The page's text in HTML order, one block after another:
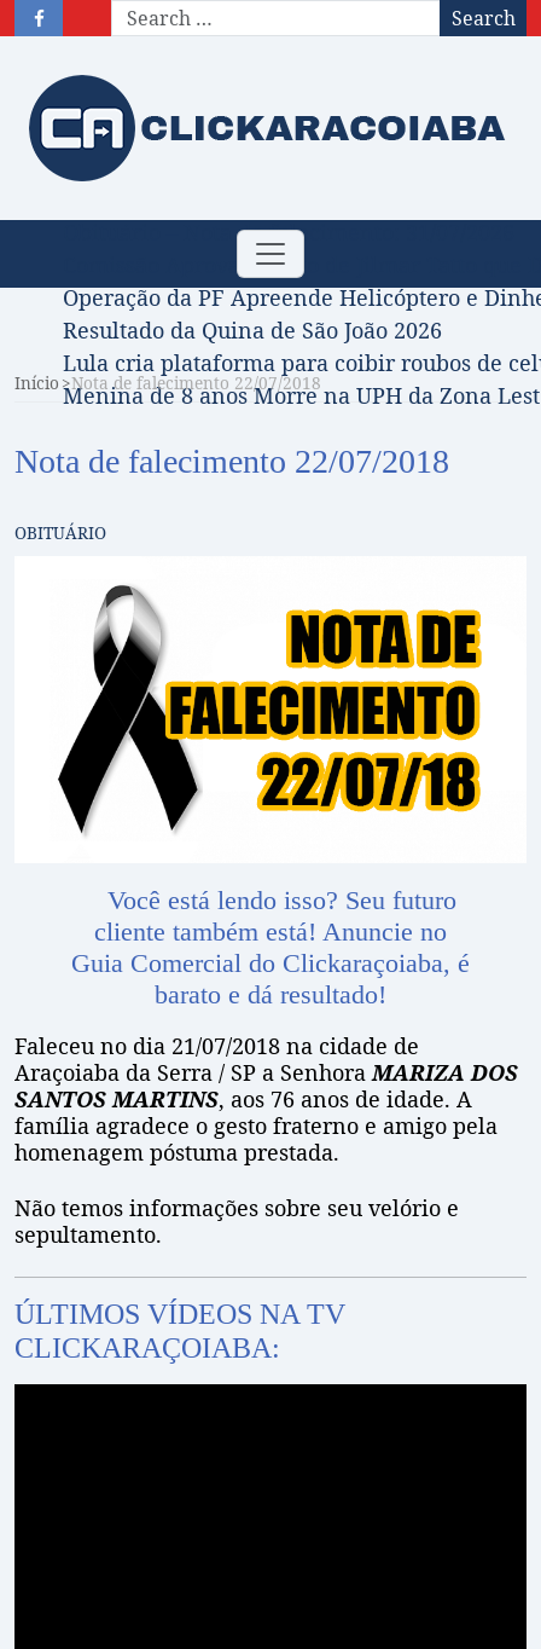
Search
Toggle
navigation
Obituário – Nota de falecimento: 31/07/2026
Comissão Aprova Projeto de Jilmar Tatto
Operação da PF Apreende Helicóptero e
Resultado da Quina de São João 2026
Lula cria plataforma para coibir roubos de
Menina de 8 anos Morre na UPH da Zona
Início Nota de falecimento 22/07/2018
Nota de falecimento 22/07/2018
OBITUÁRIO
Você está lendo isso? Seu futuro
cliente também está! Anuncie no
Guia Comercial do Clickaraçoiaba, é
barato e dá resultado!
Faleceu no dia 21/07/2018 na cidade de
Araçoiaba da Serra / SP a Senhora MARIZA DOS
SANTOS MARTINS, aos 76 anos de idade. A
família agradece o gesto fraterno e amigo pela
homenagem póstuma prestada.
Não temos informações sobre seu velório e
sepultamento.
ÚLTIMOS VÍDEOS NA TV
CLICKARAÇOIABA: